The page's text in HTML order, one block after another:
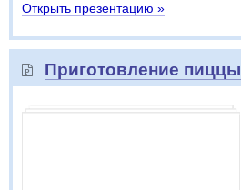
Открыть презентацию »
Приготовление пиццы